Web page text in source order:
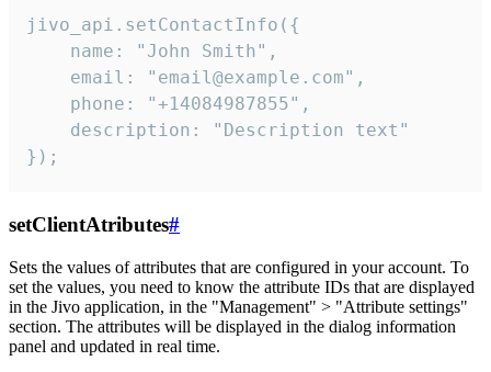
jivo_api.setContactInfo({
    name: "John Smith",
    email: "email@example.com",
    phone: "+14084987855",
    description: "Description text"
});
setClientAtributes#
Sets the values ​​of attributes that are configured in your account. To
set the values, you need to know the attribute IDs that are displayed
in the Jivo application, in the "Management" > "Attribute settings"
section. The attributes will be displayed in the dialog information
panel and updated in real time.